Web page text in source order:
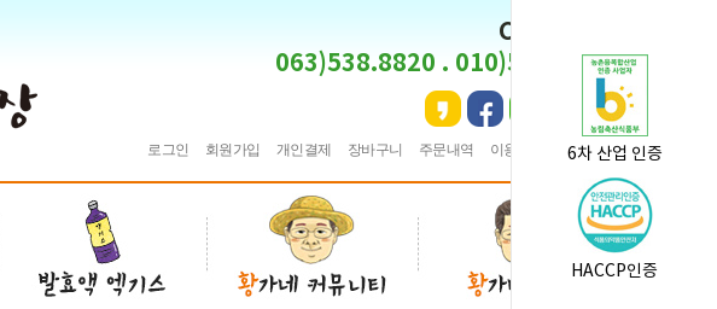
CS CENTER
063)538.8820 . 010)5495.8820
로그인 회원가입 개인결제 장바구니 주문내역 이용안내 ★즐겨찾기
6차 산업 인증
HACCP인증